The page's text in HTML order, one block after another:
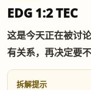
EDG 1:2 TEC
这是今天正在被讨
有关系，再决定要不
拆解提示